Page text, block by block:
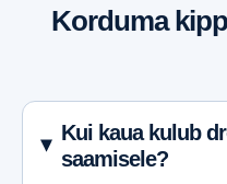
Korduma
Kui kaua kulub
saamisele?